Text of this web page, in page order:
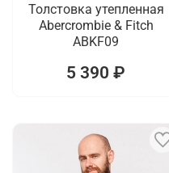
Толстовка утепленная
Abercrombie & Fitch
ABKF09
5 390 ₽